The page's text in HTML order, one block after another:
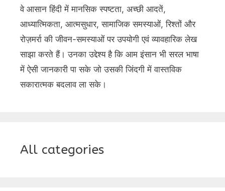
वे आसान हिंदी में मानसिक स्पष्टता, अच्छी आदतें,
आध्यात्मिकता, आत्मसुधार, सामाजिक समस्याओं, रिश्तों और
रोज़मर्रा की जीवन-समस्याओं पर उपयोगी एवं व्यावहारिक लेख
साझा करते हैं। उनका उद्देश्य है कि आम इंसान भी सरल भाषा
में ऐसी जानकारी पा सके जो उसकी जिंदगी में वास्तविक
सकारात्मक बदलाव ला सके।
All categories